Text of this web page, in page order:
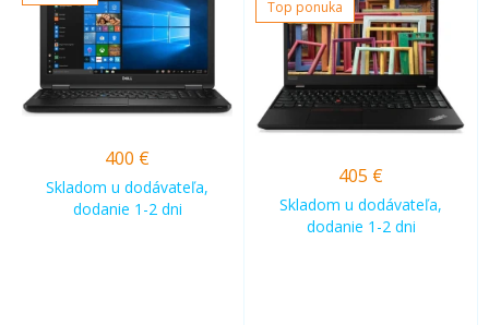
400 €
Skladom u dodávateľa,
dodanie 1-2 dni
Top ponuka
405 €
Skladom u dodávateľa,
dodanie 1-2 dni